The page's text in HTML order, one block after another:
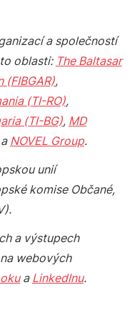
a společností
oblasti: The Baltasar
(FIBGAR),
(TI-RO),
(TI-BG), MD
NOVEL Group.
unií
komise Občané,
a výstupech
webových
a LinkedInu.